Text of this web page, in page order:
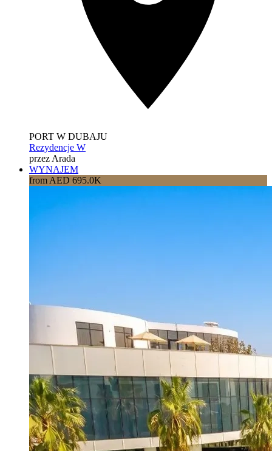
PORT W DUBAJU
Rezydencje W
przez Arada
WYNAJEM
from AED 695.0K